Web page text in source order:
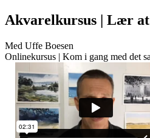
Akvarelkursus | Lær
Med Uffe Boesen
Onlinekursus | Kom i gang med det